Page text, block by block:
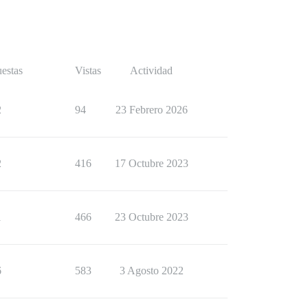
Vistas Actividad
94 23 Febrero 2026
416 17 Octubre 2023
466 23 Octubre 2023
583 3 Agosto 2022